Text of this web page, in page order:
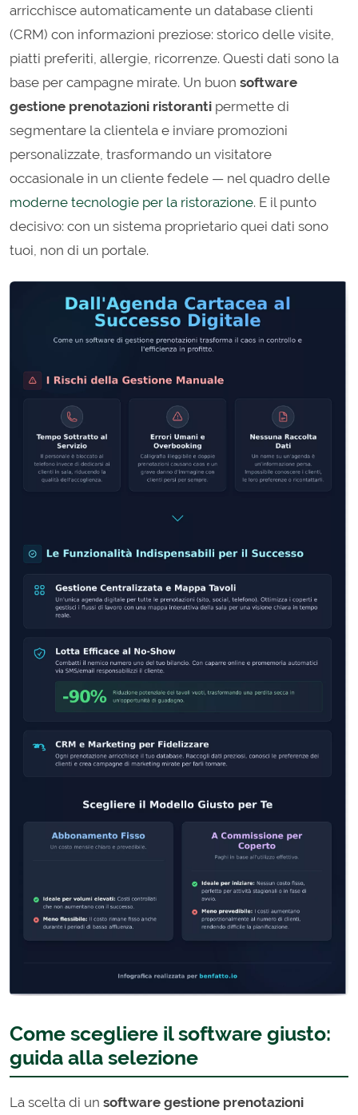
arricchisce automaticamente un database clienti
(CRM) con informazioni preziose: storico delle visite,
piatti preferiti, allergie, ricorrenze. Questi dati sono la
base per campagne mirate. Un buon software
gestione prenotazioni ristoranti permette di
segmentare la clientela e inviare promozioni
personalizzate, trasformando un visitatore
occasionale in un cliente fedele — nel quadro delle
moderne tecnologie per la ristorazione. E il punto
decisivo: con un sistema proprietario quei dati sono
tuoi, non di un portale.
Come scegliere il software giusto:
guida alla selezione
La scelta di un software gestione prenotazioni